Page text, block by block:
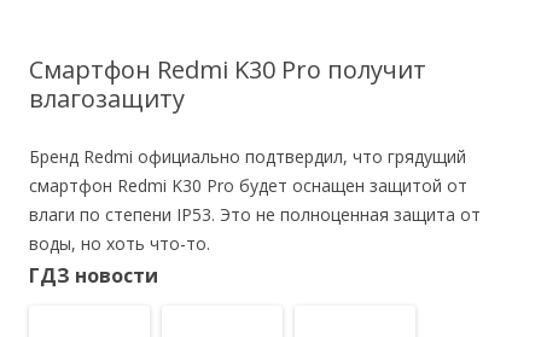
Смартфон Redmi K30 Pro получит
влагозащиту
Бренд Redmi официально подтвердил, что грядущий
смартфон Redmi K30 Pro будет оснащен защитой от
влаги по степени IP53. Это не полноценная защита от
воды, но хоть что-то.
ГДЗ новости